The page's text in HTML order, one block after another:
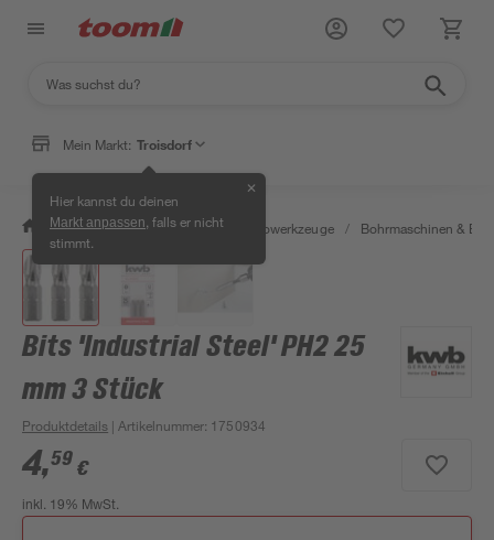
Mein Markt: Troisdorf
Hier kannst du deinen
Markt anpassen , falls er nicht
stimmt.
✕
/ Werkstatt & Maschinen / Elektrowerkzeuge / Bohrmaschinen &
Bits 'Industrial Steel' PH2 25
mm 3 Stück
Produktdetails | Artikelnummer: 1750934
4,59 €
inkl. 19% MwSt.